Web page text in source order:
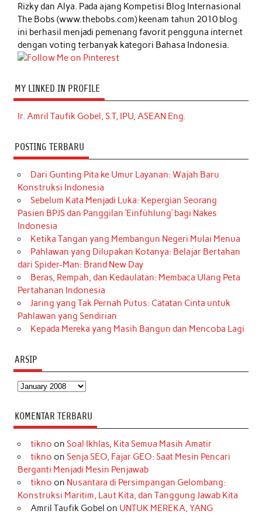
Rizky dan Alya. Pada ajang Kompetisi Blog Internasional
The Bobs (www.thebobs.com) keenam tahun 2010 blog
ini berhasil menjadi pemenang favorit pengguna internet
dengan voting terbanyak kategori Bahasa Indonesia.
MY LINKED IN PROFILE
Ir. Amril Taufik Gobel, S.T, IPU, ASEAN Eng.
POSTING TERBARU
Dari Gunting Pita ke Umur Layanan: Wajah Baru
Konstruksi Indonesia
Sebelum Kata Menjadi Luka: Kepergian Seorang
Pasien BPJS dan Panggilan ‘Einfühlung’ bagi Nakes
Indonesia
Ketika Tangan yang Membangun Negeri Mulai Menua
Pahlawan yang Dilupakan Kotanya: Belajar Bertahan
dari Spider-Man: Brand New Day
Beras, Rempah, dan Kedaulatan: Membaca Ulang Peta
Pertahanan Indonesia
Jaring yang Tak Pernah Putus: Catatan Cinta untuk
Pahlawan yang Sendirian
Kepada Mereka yang Masih Bangun dan Mencoba Lagi
ARSIP
Arsip
KOMENTAR TERBARU
tikno on Soal Ikhlas, Kita Semua Masih Amatir
tikno on Senja SEO, Fajar GEO: Saat Mesin Pencari
Berganti Menjadi Mesin Penjawab
tikno on Nusantara di Persimpangan Gelombang:
Konstruksi Maritim, Laut Kita, dan Tanggung Jawab Kita
Amril Taufik Gobel on UNTUK MEREKA, YANG